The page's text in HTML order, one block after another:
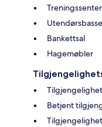
Treningssenter
Bankettsal
Hagemøbler
Betjent